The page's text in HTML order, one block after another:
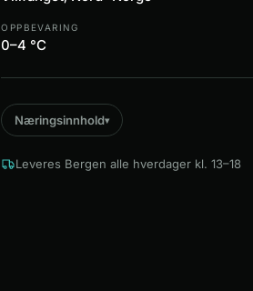
OPPBEVARING
0–4 °C
Næringsinnhold▾
Leveres Bergen alle hverdager kl. 13–18